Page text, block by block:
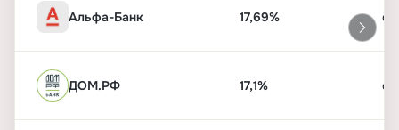
Альфа-Банк 17,69%
ДОМ.РФ 17,1%